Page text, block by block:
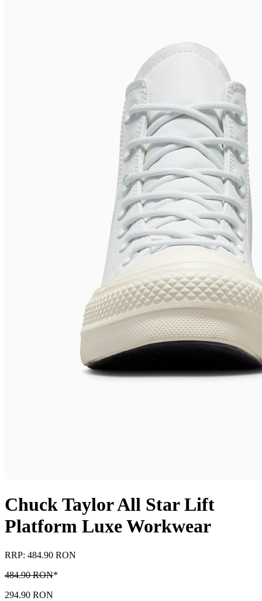
Chuck Taylor All Star Lift
Platform Luxe Workwear
RRP: 484.90 RON
484.90 RON*
294.90 RON